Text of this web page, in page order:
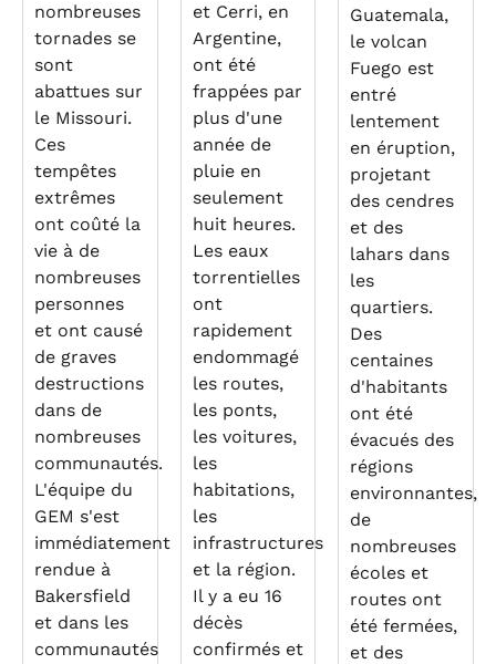
nombreuses
tornades se
sont
abattues sur
le Missouri.
Ces
tempêtes
extrêmes
ont coûté la
vie à de
nombreuses
personnes
et ont causé
de graves
destructions
dans de
nombreuses
communautés.
L'équipe du
GEM s'est
immédiatement
rendue à
Bakersfield
et dans les
communautés
et Cerri, en
Argentine,
ont été
frappées par
plus d'une
année de
pluie en
seulement
huit heures.
Les eaux
torrentielles
ont
rapidement
endommagé
les routes,
les ponts,
les voitures,
les
habitations,
les
infrastructures
et la région.
Il y a eu 16
décès
confirmés et
Guatemala,
le volcan
Fuego est
entré
lentement
en éruption,
projetant
des cendres
et des
lahars dans
les
quartiers.
Des
centaines
d'habitants
ont été
évacués des
régions
environnantes,
de
nombreuses
écoles et
routes ont
été fermées,
et des